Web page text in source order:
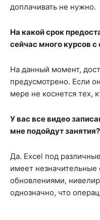
доплачивать не нужно.
На какой срок
сейчас много курсов
На данный момент,
предусмотрено. Если
мере не коснется тех,
У вас все видео
мне подойдут занятия?
Да. Excel под
имеет
обновлениями,
однозначно, что